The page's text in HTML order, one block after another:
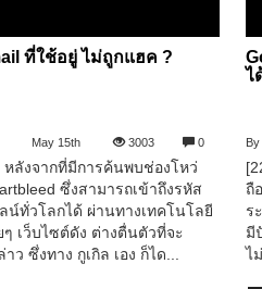
ที่ใช้อยู่ ไม่ถูกแฮค ?
May 15th 3003 0
ลังจากที่มีการค้นพบช่องโหว่
ซึ่งสามารถเข้าถึงรหัส
น์ทั่วโลกได้ ผ่านทางเทคโนโลยี
ๆ เว็บไซต์ดัง ต่างตื่นตัวที่จะ
ซึ่งทาง กูเกิล เอง ก็ได...
ไ
ถื
ร
มี
ไ